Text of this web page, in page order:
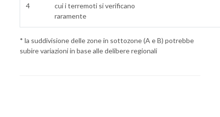
4
cui i terremoti si verificano
raramente
* la suddivisione delle zone in sottozone (A e B) potrebbe
subire variazioni in base alle delibere regionali